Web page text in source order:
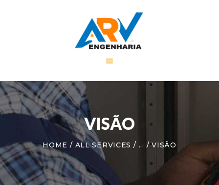
VISÃO
HOME ALL SERVICES ... VISÃO
A EMPRESA
SERVIÇOS
PORTFÓLIO
NOTÍCIAS
CONTATO